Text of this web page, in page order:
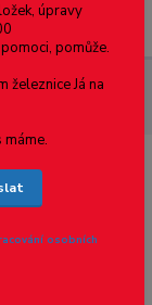
Menu
vozu Ds
Ds
Vsa ČSD
úpravy
pomůže.
železnice Já na
máme.
osobních